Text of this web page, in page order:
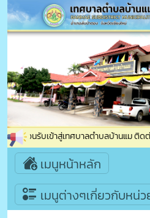
ยินดีต้อนรับเข้าสู่เทศบาลตำบลบ้านแม ติดต่
เมนูหน้าหลัก
เมนูต่างๆเกี่ยวกับหน่